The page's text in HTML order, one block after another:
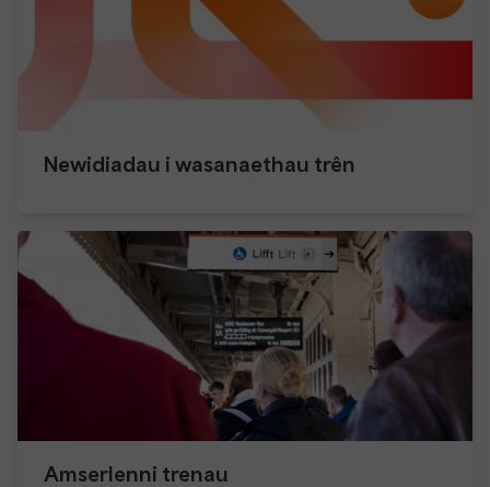
Newidiadau i wasanaethau trên
Amserlenni trenau